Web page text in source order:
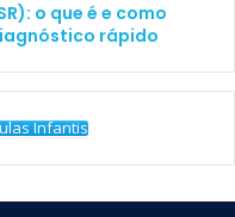
o que é e como
rápido
Infantis